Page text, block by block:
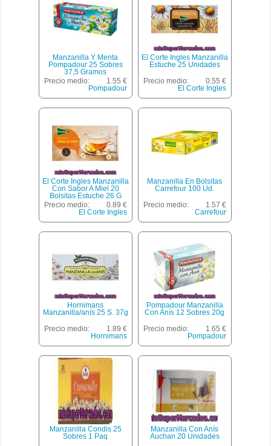
Manzanilla Y Menta
Pompadour 25 Sobres
37,5 Gramos
Precio medio:
1.55 €
Pompadour
El Corte Ingles Manzanilla
Estuche 25 Unidades
Precio medio:
0.55 €
El Corte Ingles
El Corte Ingles Manzanilla
Con Sabor A Miel 20
Bolsitas Estuche 26 G
Precio medio:
0.89 €
El Corte Ingles
Manzanilla En Bolsitas
Carrefour 100 Ud.
Precio medio:
1.57 €
Carrefour
Hornimans
Manzanilla/anís 25 S. 37g
Precio medio:
1.89 €
Hornimans
Pompadour Manzanilla
Con Anís 12 Sobres 20g
Precio medio:
1.65 €
Pompadour
Manzanilla Condis 25
Sobres 1 Paq
Manzanilla Con Anís
Auchan 20 Unidades